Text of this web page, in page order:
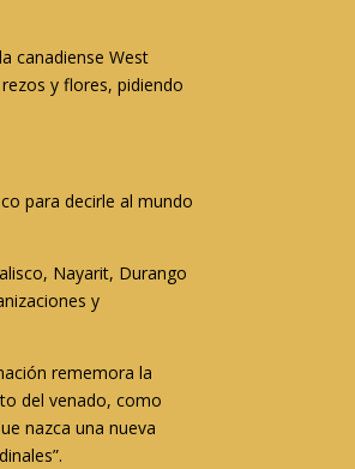
canadiense West
y flores, pidiendo
para decirle al mundo
Nayarit, Durango
y
rememora la
del venado, como
nazca una nueva